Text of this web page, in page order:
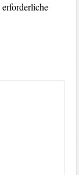
erforderliche